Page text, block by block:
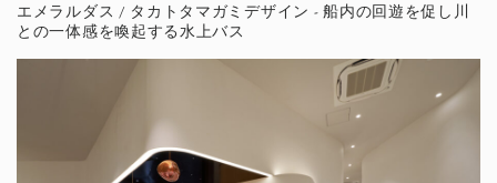
エメラルダス / タカトタマガミデザイン - 船内の回遊を促し川
との一体感を喚起する水上バス